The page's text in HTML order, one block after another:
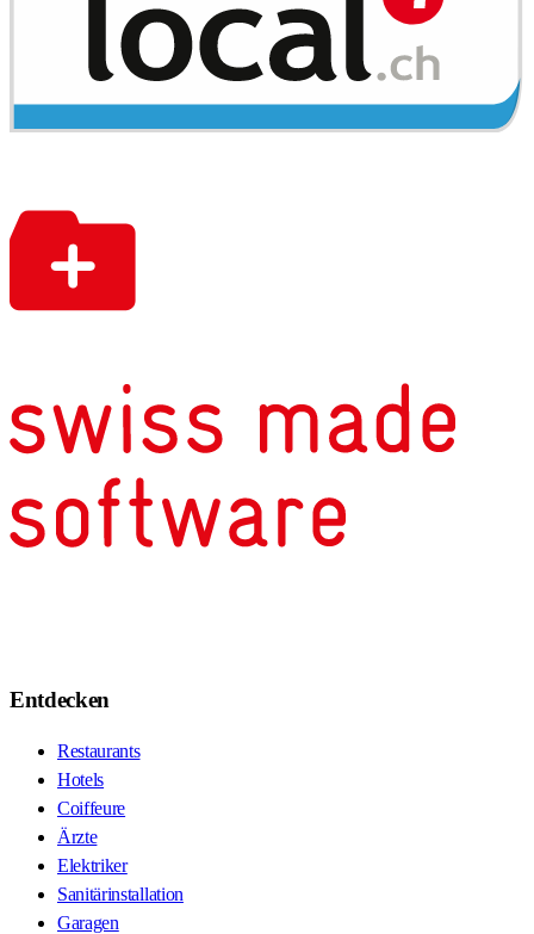
Entdecken
Restaurants
Hotels
Coiffeure
Ärzte
Elektriker
Sanitärinstallation
Garagen